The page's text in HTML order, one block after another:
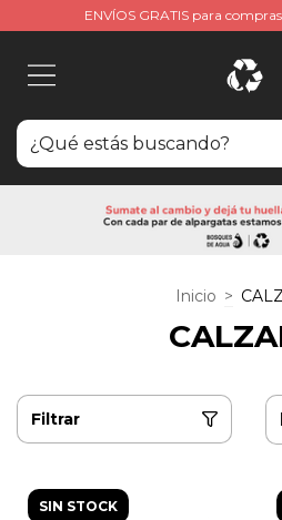
ENVÍOS GRATIS para
Inicio >
Filtrar
SIN STOCK